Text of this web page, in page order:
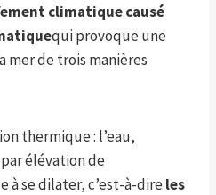
climatique causé
qui provoque une
mer de trois manières
thermique : l’eau,
élévation de
à se dilater, c’est-à-dire les